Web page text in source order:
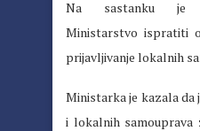
Na sastanku
Ministarstvo ispratiti
prijavljivanje lokalnih
Ministarka je kazala da
i lokalnih samouprava